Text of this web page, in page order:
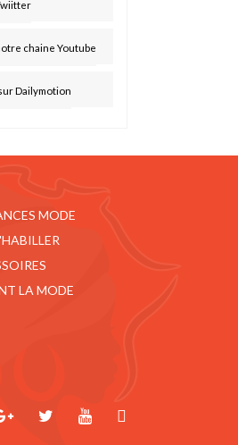
chaine Youtube
Dailymotion
MODE
LA MODE